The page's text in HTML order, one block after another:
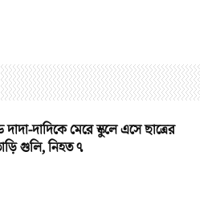
দাদা-দাদিকে মেরে স্কুলে এসে ছাত্রের
গুলি, নিহত ৭